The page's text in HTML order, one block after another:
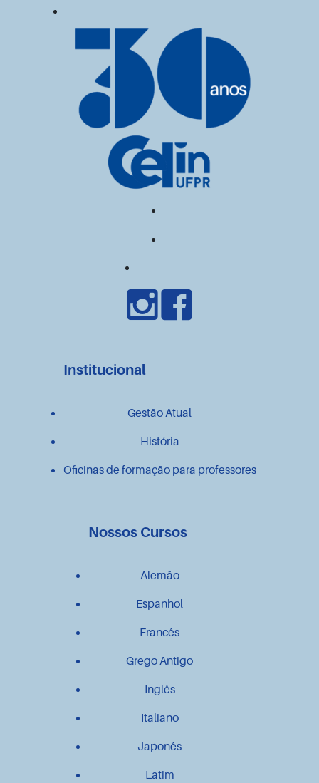
Institucional
Gestão Atual
História
Oficinas de formação para professores
Nossos Cursos
Alemão
Espanhol
Francês
Grego Antigo
Inglês
Italiano
Japonês
Latim